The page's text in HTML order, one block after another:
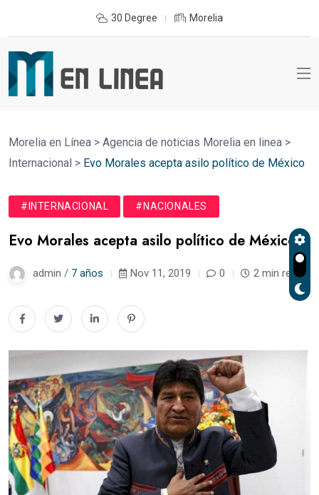
30 Degree Morelia
Morelia en Línea > Agencia de noticias Morelia en linea >
Internacional > Evo Morales acepta asilo político de México
#INTERNACIONAL #NACIONALES
Evo Morales acepta asilo político de México
admin / 7 años Nov 11, 2019 0 2 min read